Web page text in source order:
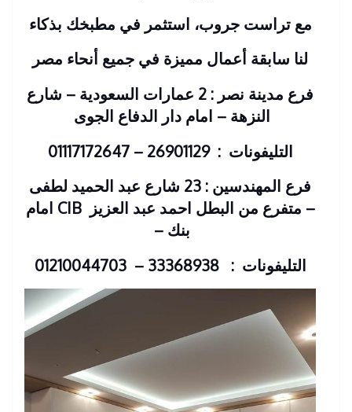
مع تراست جروب، استثمر في مطبخك بذكاء
لنا سابقة أعمال مميزة في جميع أنحاء مصر
فرع مدينة نصر : 2 عمارات السعودية – شارع
النزهة – امام دار الدفاع الجوى
التليفونات : 26901129 – 01117172647
فرع المهندسين : 23 شارع عبد الحميد لطفى
– متفرع من البطل احمد عبد العزيز
CIB امام
بنك –
التليفونات : 33368938 – 01210044703